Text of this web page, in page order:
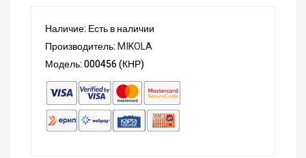
Наличие: Есть в наличии
Производитель:MIKOLA
Модель: 000456 (КНР)